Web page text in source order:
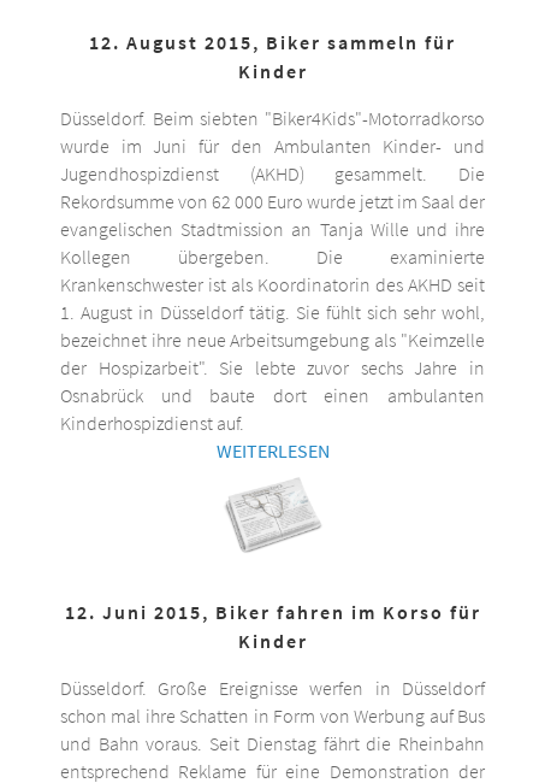
12. August 2015, Biker sammeln für
Kinder
Düsseldorf. Beim siebten "Biker4Kids"-Motorradkorso
wurde im Juni für den Ambulanten Kinder- und
Jugendhospizdienst (AKHD) gesammelt. Die
Rekordsumme von 62 000 Euro wurde jetzt im Saal der
evangelischen Stadtmission an Tanja Wille und ihre
Kollegen übergeben. Die examinierte
Krankenschwester ist als Koordinatorin des AKHD seit
1. August in Düsseldorf tätig. Sie fühlt sich sehr wohl,
bezeichnet ihre neue Arbeitsumgebung als "Keimzelle
der Hospizarbeit". Sie lebte zuvor sechs Jahre in
Osnabrück und baute dort einen ambulanten
Kinderhospizdienst auf.
WEITERLESEN
12. Juni 2015, Biker fahren im Korso für
Kinder
Düsseldorf. Große Ereignisse werfen in Düsseldorf
schon mal ihre Schatten in Form von Werbung auf Bus
und Bahn voraus. Seit Dienstag fährt die Rheinbahn
entsprechend Reklame für eine Demonstration der